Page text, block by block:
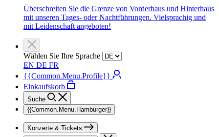
Überschreiten Sie die Grenze von Vorderhaus und Hinterhaus
mit unseren Tages- oder Nachtführungen. Vielsprachig und
mit Leidenschaft angeboten!
Wählen Sie Ihre Sprache
EN DE FR
{{Common.Menu.Profile}}
Einkaufskorb
Suche
{{Common.Menu.Hamburger}}
Konzerte & Tickets